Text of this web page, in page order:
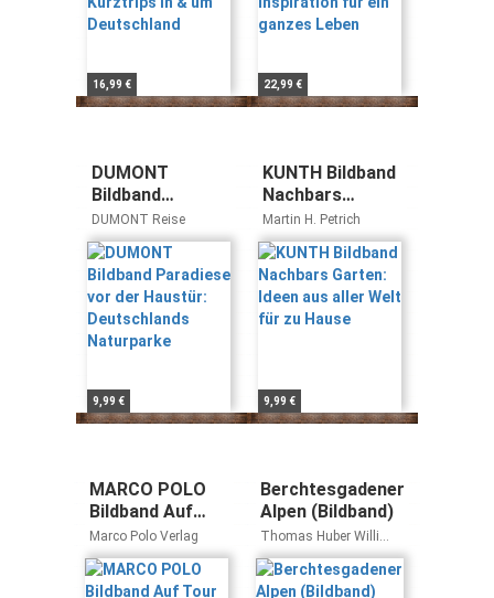
16,99 € 22,99 €
DUMONT
Bildband
Paradiese vor
der Haustür:
Deutschlands
Naturparke
DUMONT Reise
9,99 €
KUNTH Bildband
Nachbars
Garten: Ideen
aus aller Welt
für zu Hause
Martin H. Petrich
9,99 €
MARCO POLO
Bildband Auf
Tour im Süden!
Unvergessliche
Wohnmobiltrips
Marco Polo Verlag
Berchtesgadener
Alpen (Bildband)
Thomas Huber Willi
Schwenkmeier